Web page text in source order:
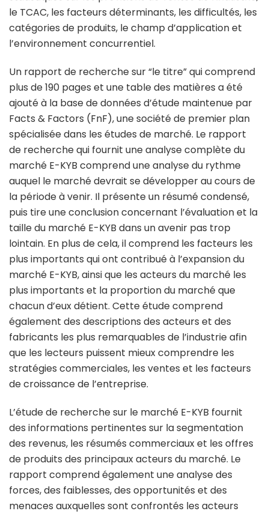
le TCAC, les facteurs déterminants, les difficultés, les
catégories de produits, le champ d’application et
l’environnement concurrentiel.
Un rapport de recherche sur “le titre” qui comprend
plus de 190 pages et une table des matières a été
ajouté à la base de données d’étude maintenue par
Facts & Factors (FnF), une société de premier plan
spécialisée dans les études de marché. Le rapport
de recherche qui fournit une analyse complète du
marché E-KYB comprend une analyse du rythme
auquel le marché devrait se développer au cours de
la période à venir. Il présente un résumé condensé,
puis tire une conclusion concernant l’évaluation et la
taille du marché E-KYB dans un avenir pas trop
lointain. En plus de cela, il comprend les facteurs les
plus importants qui ont contribué à l’expansion du
marché E-KYB, ainsi que les acteurs du marché les
plus importants et la proportion du marché que
chacun d’eux détient. Cette étude comprend
également des descriptions des acteurs et des
fabricants les plus remarquables de l’industrie afin
que les lecteurs puissent mieux comprendre les
stratégies commerciales, les ventes et les facteurs
de croissance de l’entreprise.
L’étude de recherche sur le marché E-KYB fournit
des informations pertinentes sur la segmentation
des revenus, les résumés commerciaux et les offres
de produits des principaux acteurs du marché. Le
rapport comprend également une analyse des
forces, des faiblesses, des opportunités et des
menaces auxquelles sont confrontés les acteurs